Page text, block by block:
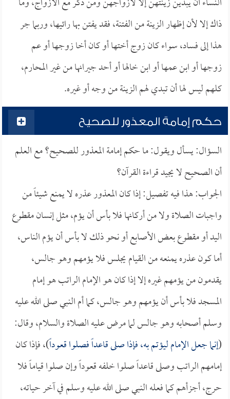
ذاك إلا لأن إظهار الزينة من الفتنة، فقد يفتن بها رائيها، وربما جر
هذا إلى فساد، سواء كان زوج أختها أو كان أخا زوجها أو عم
زوجها أو ابن عمها أو ابن خالها أو أحد جيرانها من غير المحارم،
كلهم ليس لها أن تبدي لهم الزينة من وجه أو غيره.
حكم إمامة المعذور للصحيح
السؤال: يسأل ويقول: ما حكم إمامة المعذور للصحيح؟ مع العلم
أن الصحيح لا يجيد قراءة القرآن؟
الجواب: هذا فيه تفصيل: إذا كان المعذور عذره لا يمنع شيئاً من
واجبات الصلاة ولا من أركانها فلا بأس أن يؤم، مثل إنسان مقطوع
اليد أو مقطوع بعض الأصابع أو نحو ذلك لا بأس أن يؤم الناس،
أما كون عذره يمنعه من القيام يجلس فلا يؤمهم وهو جالس،
يقدمون من يؤمهم غيره إلا إذا كان هو الإمام الراتب هو إمام
المسجد فلا بأس أن يؤمهم وهو جالس، كما أم النبي صلى الله عليه
وسلم أصحابه وهو جالس لما مرض عليه الصلاة والسلام، وقال:
(إنما جعل الإمام ليؤتم به، فإذا صلى قاعداً فصلوا قعوداً)، فإذا كان
إمامهم الراتب وصلى قاعداً صلوا خلفه قعوداً وإن صلوا قياماً فلا
حرج، أجزأهم كما فعله النبي صلى الله عليه وسلم في آخر حياته،